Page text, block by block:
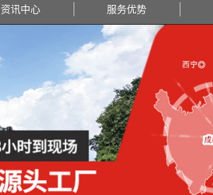
资讯中心 服务优势